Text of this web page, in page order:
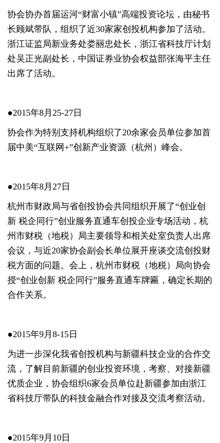
协会协办首届运河“财富小镇”高端投资论坛，由秘书
长顾斌带队，组织了近30家家创投机构参加了活动。
浙江证监局新业务处娄丽忠处长，浙江省科技厅计划
处吴正光副处长，中国证券业协会权益部张海平主任
出席了活动。
●2015年8月25-27日
协会作为特别支持机构组织了20余家会员单位参加首
届中美“互联网+”创新产业资源（杭州）峰会。
●2015年8月27日
杭州市财政局与省创投协会共同组织开展了“创业创
新 税企同行”创业服务直通车创投企业专场活动，杭
州市财税（地税）局主要领导和相关处室负责人出席
会议，与近20家协会副会长单位展开座谈交流创投财
税方面的问题。会上，杭州市财税（地税）局向协会
授“创业创新 税企同行”服务直通车牌匾，确定长期的
合作关系。
●2015年9月8-15日
为进一步深化我省创投机构与新疆科技企业的合作交
流，了解目前新疆的创业投资环境，考察、对接新疆
优质企业，协会组织6家会员单位赴新疆参加由浙江
省科技厅带队的科技金融合作对接及交流考察活动。
●2015年9月10日